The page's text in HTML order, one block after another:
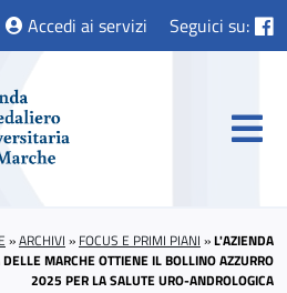
Accedi ai servizi Seguici su:
»ARCHIVI » FOCUS E PRIMI PIANI »L'AZIENDA
MARCHE OTTIENE IL BOLLINO AZZURRO
2025 PER LA SALUTE URO-ANDROLOGICA